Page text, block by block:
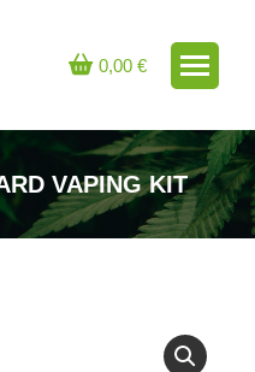
0,00 €
VAPING KIT
befinden sich hier: